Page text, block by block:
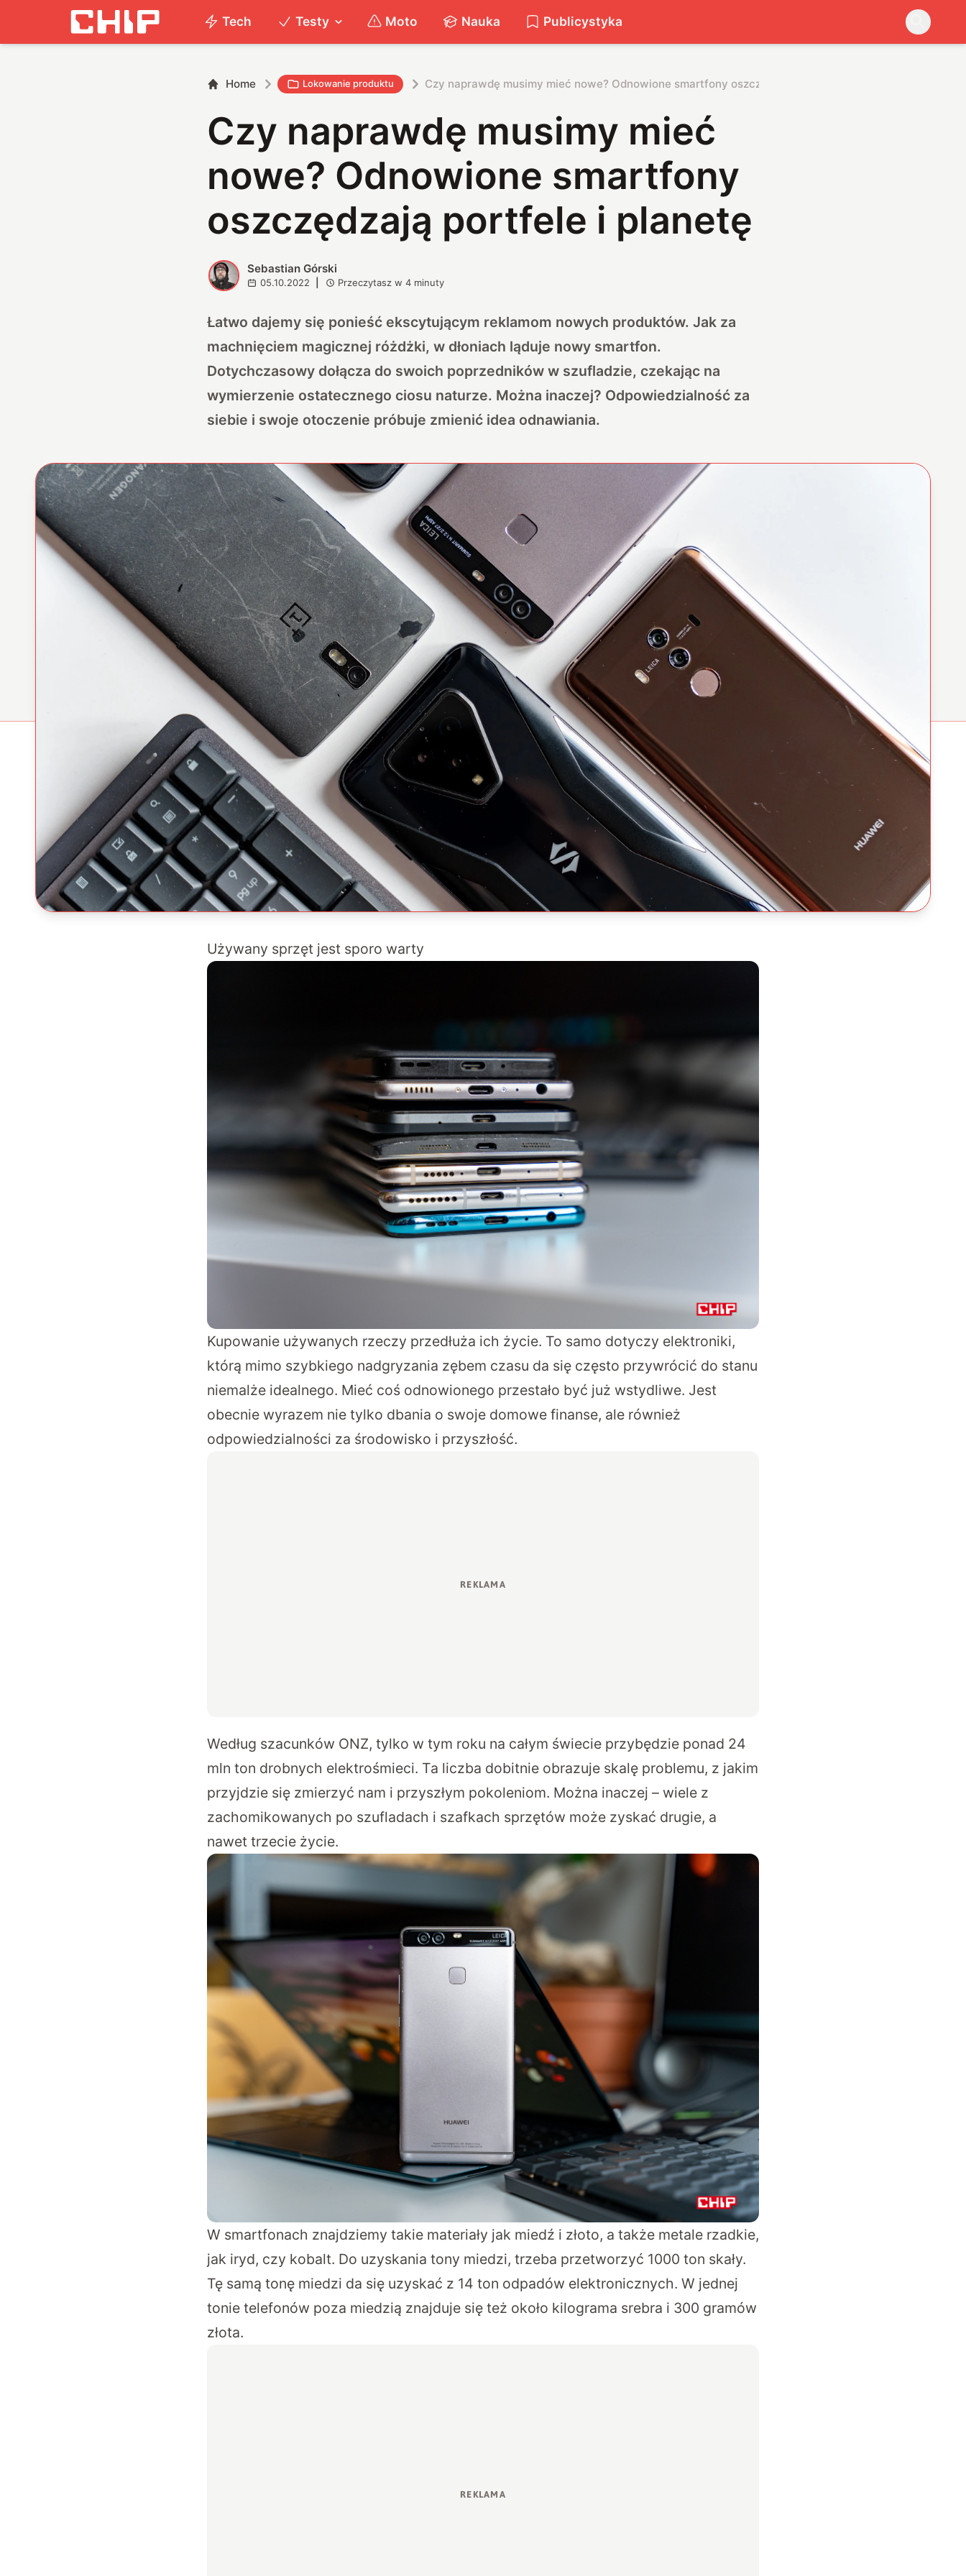
Tech Testy Moto Nauka Publicystyka
Home Lokowanie produktu Czy naprawdę musimy mieć nowe? Odnowione smartfony oszczędzają portfele i planetę
Czy naprawdę musimy mieć
nowe? Odnowione smartfony
oszczędzają portfele i planetę
S Sebastian Górski
05.10.2022 Przeczytasz w4 minuty
Łatwo dajemy się ponieść ekscytującym reklamom nowych produktów. Jak za
machnięciem magicznej różdżki, w dłoniach ląduje nowy smartfon.
Dotychczasowy dołącza do swoich poprzedników w szufladzie, czekając na
wymierzenie ostatecznego ciosu naturze. Można inaczej? Odpowiedzialność za
siebie i swoje otoczenie próbuje zmienić idea odnawiania.
Używany sprzęt jest sporo warty
Kupowanie używanych rzeczy przedłuża ich życie. To samo dotyczy elektroniki,
którą mimo szybkiego nadgryzania zębem czasu da się często przywrócić do stanu
niemalże idealnego. Mieć coś odnowionego przestało być już wstydliwe. Jest
obecnie wyrazem nie tylko dbania o swoje domowe finanse, ale również
odpowiedzialności za środowisko i przyszłość.
Według szacunków ONZ, tylko w tym roku na całym świecie przybędzie ponad 24
mln ton drobnych elektrośmieci. Ta liczba dobitnie obrazuje skalę problemu, z jakim
przyjdzie się zmierzyć nam i przyszłym pokoleniom. Można inaczej – wiele z
zachomikowanych po szufladach i szafkach sprzętów może zyskać drugie, a
nawet trzecie życie.
W smartfonach znajdziemy takie materiały jak miedź i złoto, a także metale rzadkie,
jak iryd, czy kobalt. Do uzyskania tony miedzi, trzeba przetworzyć 1000 ton skały.
Tę samą tonę miedzi da się uzyskać z 14 ton odpadów elektronicznych. W jednej
tonie telefonów poza miedzią znajduje się też około kilograma srebra i 300 gramów
złota.